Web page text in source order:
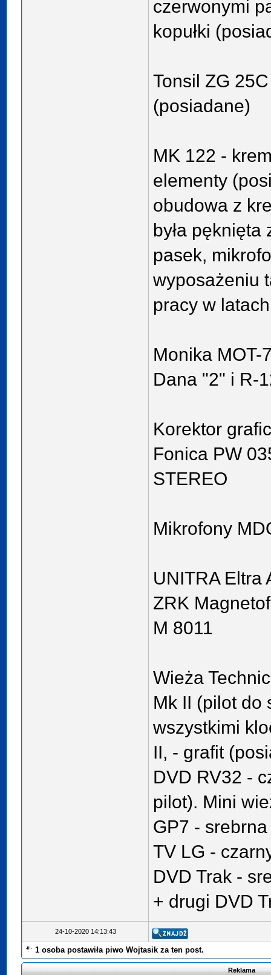
czerwonymi
kopułki
Tonsil ZG
(posiadane)
MK 122 -
elementy
obudowa z
była pęknięta
pasek,
wyposażeniu
pracy w
Monika MOT-
Dana "2" i R-
Korektor
Fonica PW
STEREO
Mikrofony
UNITRA Eltra
ZRK
M 8011
Wieża
Mk II (pilot do
wszystkimi
II, - grafit
DVD RV32 -
pilot). Mini
GP7 -
TV LG -
DVD Trak -
+ drugi DVD
24-10-2020 14:13:43
1 osoba postawiła piwo Wojtasik za ten post.
Reklama